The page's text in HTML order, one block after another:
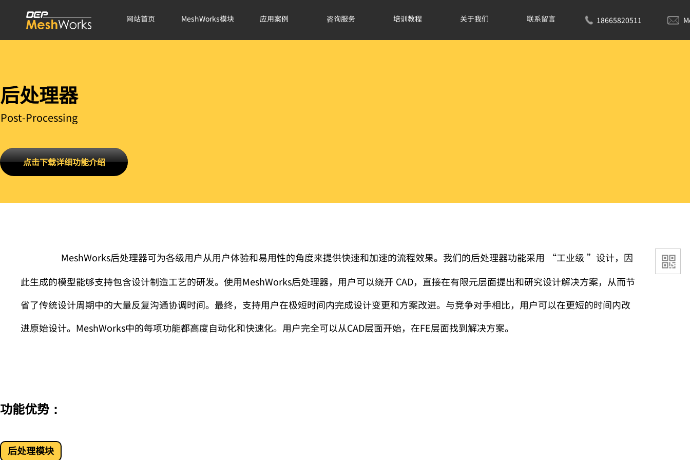
后处理器
Post-Processing
点击下载详细功能介绍
MeshWorks后处理器可为各级用户从用户体验和易用性的角度来提供快速和加速的流程效果。 我们的后处理器功能采用 “工业级 ” 设计，因
此生成的模型能够支持包含设计制造工艺的研发。 使用MeshWorks后处理器，用户可以绕开 CAD，直接在有限元层面提出和研究设计解决方案，从而节
省了传统设计周期中的大量反复沟通协调时间。最终，支持用户在极短时间内完成设计变更和方案改进。 与竞争对手相比，用户可以在更短的时间内改
进原始设计。 MeshWorks中的每项功能都高度自动化和快速化。 用户完全可以从CAD层面开始，在FE层面找到解决方案。
功能优势：
后处理模块
18665820511
网站首页 MeshWorks模块 应用案例 咨询服务 培训教程 关于我们 联系留言